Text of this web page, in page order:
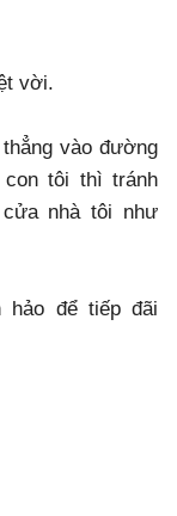
vời.
vào đường
tôi thì tránh
nhà tôi như
hảo để tiếp đãi